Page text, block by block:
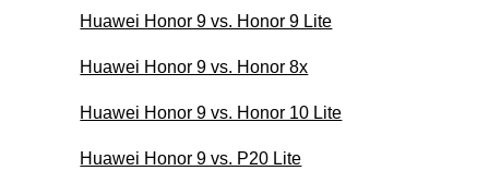
Huawei Honor 9 vs. Honor 9 Lite
Huawei Honor 9 vs. Honor 8x
Huawei Honor 9 vs. Honor 10 Lite
Huawei Honor 9 vs. P20 Lite